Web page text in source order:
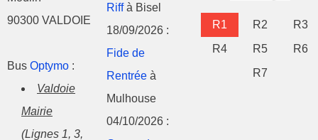
90300 VALDOIE
Bus Optymo :
Valdoie
Mairie
(Lignes 1, 3,
Riffà Bisel
18/09/2026 :
Fide de
Rentrée à
Mulhouse
04/10/2026 :
R1 R2
R3
R4
R5
R6
R7